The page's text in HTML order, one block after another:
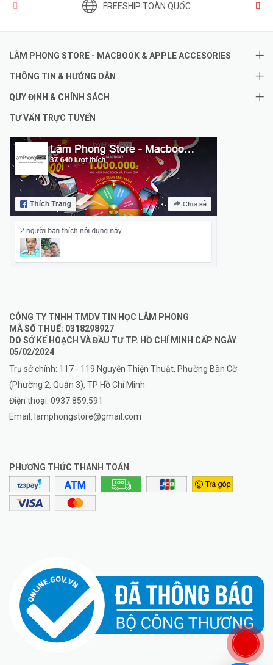
FREESHIP TOÀN QUỐC
LÂM PHONG STORE - MACBOOK & APPLE ACCESORIES
THÔNG TIN & HƯỚNG DẪN
QUY ĐỊNH & CHÍNH SÁCH
TƯ VẤN TRỰC TUYẾN
CÔNG TY TNHH TMDV TIN HỌC LÂM PHONG
MÃ SỐ THUẾ: 0318298927
DO SỞ KẾ HOẠCH VÀ ĐẦU TƯ TP. HỒ CHÍ MINH CẤP NGÀY
05/02/2024
Trụ sở chính: 117 - 119 Nguyễn Thiện Thuật, Phường Bàn Cờ
(Phường 2, Quận 3), TP Hồ Chí Minh
Điện thoại: 0937.859.591
Email: lamphongstore@gmail.com
PHƯƠNG THỨC THANH TOÁN